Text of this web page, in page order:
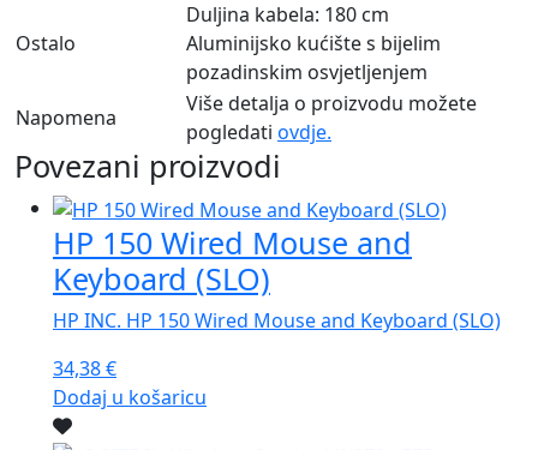
Ostalo
Duljina kabela: 180 cm
Aluminijsko kućište s bijelim
pozadinskim osvjetljenjem
Napomena
Više detalja o proizvodu možete
pogledati ovdje.
Povezani proizvodi
HP 150 Wired Mouse and
Keyboard (SLO)
HP INC. HP 150 Wired Mouse and Keyboard (SLO)
34,38€
Dodaj u košaricu